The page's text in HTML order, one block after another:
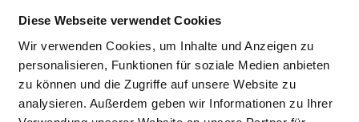
Diese Webseite verwendet Cookies
Wir verwenden Cookies, um Inhalte und Anzeigen zu
personalisieren, Funktionen für soziale Medien anbieten
zu können und die Zugriffe auf unsere Website zu
analysieren. Außerdem geben wir Informationen zu Ihrer
35043 Marburg
Tel.:06421-58-60
Mail:ed.mg-ku@rm.fgea